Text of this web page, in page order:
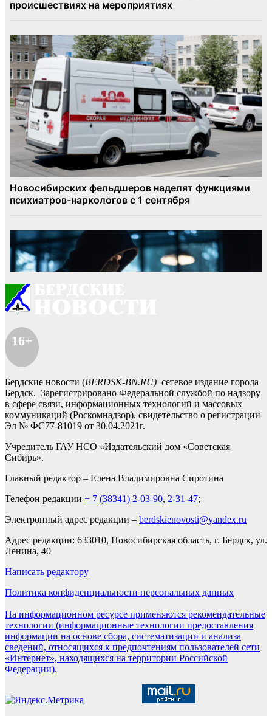
16+
Бердские новости (BERDSK-BN.RU) сетевое издание города
Бердск. Зарегистрировано Федеральной службой по надзору
в сфере связи, информационных технологий и массовых
коммуникаций (Роскомнадзор), свидетельство о регистрации
Эл № ФС77-81019 от 30.04.2021г.
Учредитель ГАУ НСО «Издательский дом «Советская
Сибирь».
Главный редактор – Елена Владимировна Сиротина
Телефон редакции + 7 (38341) 2-03-90, 2-31-47;
Электронный адрес редакции – berdskienovosti@yandex.ru
Адрес редакции: 633010, Новосибирская область, г. Бердск, ул.
Ленина, 40
Написать редактору
Политика конфиденциальности персональных данных
На информационном ресурсе применяются рекомендательные
технологии (информационные технологии предоставления
информации на основе сбора, систематизации и анализа
сведений, относящихся к предпочтениям пользователей сети
«Интернет», находящихся на территории Российской
Федерации).